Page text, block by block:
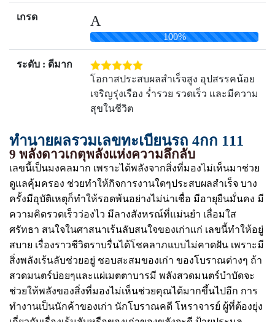
เกรด A
100%
ระดับ : ดีมาก
โอกาสประสบผลสำเร็จสูง อุปสรรคน้อย
เจริญรุ่งเรือง ร่ำรวย รวดเร็ว และมีความ
สุขในชีวิต
ทำนายผลรวมเลขทะเบียนรถ 4กก 111
9 พลังดาวเกตุพลังแห่งความลึกลับ
เลขนี้เป็นมงคลมาก เพราะได้พลังจากสิ่งที่มองไม่เห็นมาช่วย
ดูแลคุ้มครอง ช่วยทำให้กิจการงานใดๆประสบผลสำเร็จ บาง
ครั้งมีอุบัติเหตุก็ทำให้รอดพ้นอย่างไม่น่าเชื่อ มีอายุยืนมั่นคง มี
ความคิดรวดเร็วว่องไว มีลางสังหรณ์ที่แม่นยำ เลื่อมใส
ศรัทธา สนใจในศาสนาเร้นลับสนใจของเก่าแก่ เลขนี้ทำให้อยู่
สบาย เรื่องราวชีวิตราบรื่นได้โชคลาภแบบไม่คาดฝัน เพราะมี
สิ่งพลังเร้นลับช่วยอยู่ ชอบสะสมของเก่า ของโบราณต่างๆ ถ้า
สวดมนตร์บ่อยๆและแผ่เมตตาบารมี พลังสวดมนตร์บำบัดจะ
ช่วยให้พลังของสิ่งที่มองไม่เห็นช่วยคุณได้มากขึ้นไปอีก การ
ทำงานเป็นนักค้าของเก่า นักโบราณคดี โหราจารย์ ผู้ที่ต้องยุ่ง